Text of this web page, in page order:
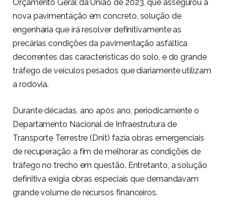
Orçamento Geral da União de 2023, que assegurou a
nova pavimentação em concreto, solução de
engenharia que irá resolver definitivamente as
precárias condições da pavimentação asfáltica
decorrentes das características do solo, e do grande
tráfego de veículos pesados que diariamente utilizam
a rodovia.
Durante décadas, ano após ano, periodicamente o
Departamento Nacional de Infraestrutura de
Transporte Terrestre (Dnit) fazia obras emergenciais
de recuperação a fim de melhorar as condições de
tráfego no trecho em questão. Entretanto, a solução
definitiva exigia obras especiais que demandavam
grande volume de recursos financeiros.